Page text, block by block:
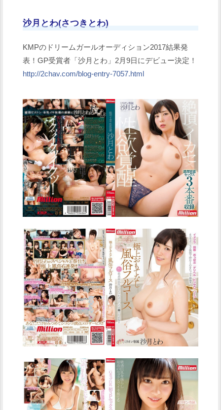
沙月とわ(さつきとわ)
KMPのドリームガールオーディション2017結果発
表！GP受賞者「沙月とわ」2月9日にデビュー決定！
http://2chav.com/blog-entry-7057.html